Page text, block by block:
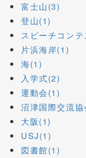
富士山(3)
登山(1)
スピーチコン
片浜海岸(1)
海(1)
入学式(2)
運動会(1)
沼津国際交流
大阪(1)
USJ(1)
図書館(1)